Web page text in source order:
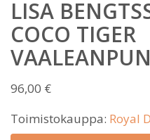
LISA
COCO TIGER
96,00 €
Toimistokauppa: Royal